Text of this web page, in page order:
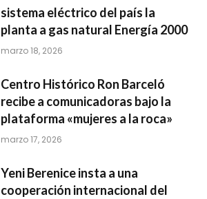
sistema eléctrico del país la
planta a gas natural Energía 2000
marzo 18, 2026
Centro Histórico Ron Barceló
recibe a comunicadoras bajo la
plataforma «mujeres a la roca»
marzo 17, 2026
Yeni Berenice insta a una
cooperación internacional del